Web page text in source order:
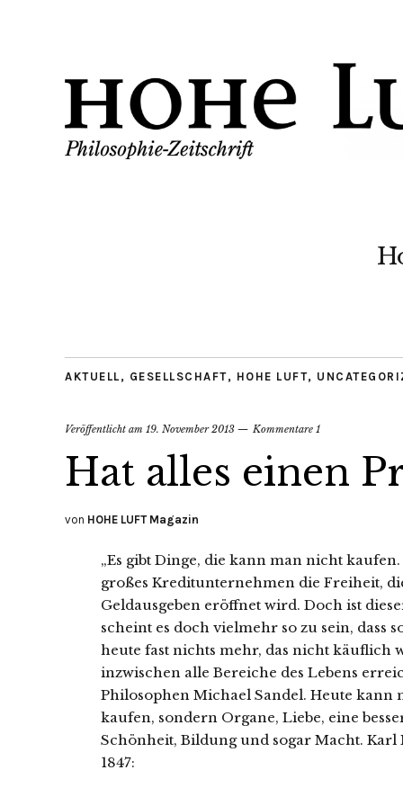
AKTUELL , GESELLSCHAFT, HOHE LUFT,
Veröffentlicht am 19. November 2013 Kommentare 1
Hat alles einen
von HOHE LUFT Magazin
„Es gibt Dinge, die kann man nicht
großes Kreditunternehmen die Freiheit,
Geldausgeben eröffnet wird. Doch ist
scheint es doch vielmehr so zu sein, dass
heute fast nichts mehr, das nicht käuflich
inzwischen alle Bereiche des Lebens
Philosophen Michael Sandel. Heute
kaufen, sondern Organe, Liebe, eine
Schönheit, Bildung und sogar Macht.
1847: